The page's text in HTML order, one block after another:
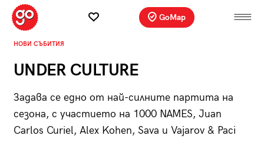
GoMap
НОВИ СЪБИТИЯ
UNDER CULTURE
Задава се едно от най-силните партита на
сезона, с участието на 1000 NAMES, Juan
Carlos Curiel, Аlex Kohen, Sava и Vajarov & Paci